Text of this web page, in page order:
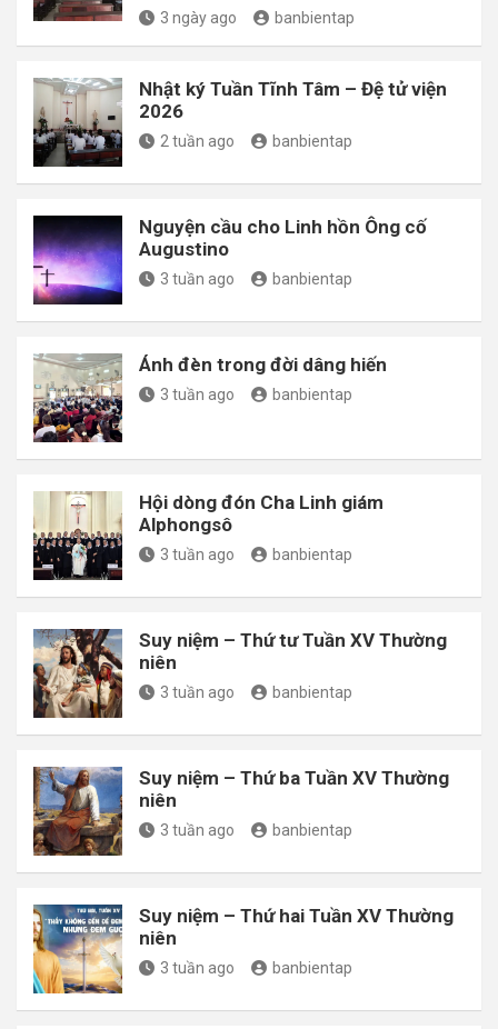
3 ngày ago banbientap
Nhật ký Tuần Tĩnh Tâm – Đệ tử viện
2026
2 tuần ago banbientap
Nguyện cầu cho Linh hồn Ông cố
Augustino
3 tuần ago banbientap
Ánh đèn trong đời dâng hiến
3 tuần ago banbientap
Hội dòng đón Cha Linh giám
Alphongsô
3 tuần ago banbientap
Suy niệm – Thứ tư Tuần XV Thường
niên
3 tuần ago banbientap
Suy niệm – Thứ ba Tuần XV Thường
niên
3 tuần ago banbientap
Suy niệm – Thứ hai Tuần XV Thường
niên
3 tuần ago banbientap